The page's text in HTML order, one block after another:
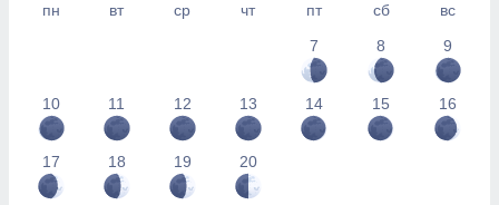
пн вт ср чт пт сб
вс
7
8 9
10 11 12 13 14 15 16
17 18 19 20